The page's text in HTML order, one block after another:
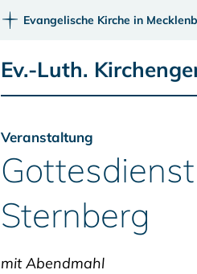
Evangelische Kirche in
Ev.-Luth.
Veranstaltung
Sternberg
mit Abendmahl